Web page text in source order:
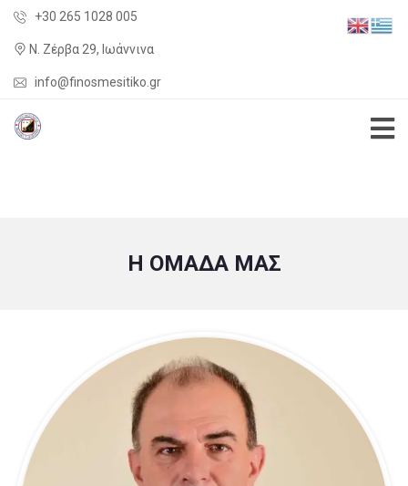
+30 265 1028 005
Ν. Ζέρβα 29, Ιωάννινα
info@finosmesitiko.gr
Η ΟΜΑΔΑ ΜΑΣ